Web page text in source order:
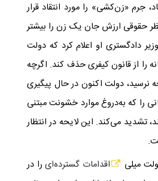
جرم «زن‌کشی» را مورد انتقاد قرار
حقوقی ارزش جان یک زن را بیشتر
دادگستری او اعلام کرد که دولت
را از قانون کیفری حذف کند. اگرچه
نرسید، دولت اکنون در حال پیگیری
را که به‌دروغ موارد خشونت مبتنی
تشدید می‌کند. این لایحه در انتظار
میلی
اقدامات گسترده‌ایرا در